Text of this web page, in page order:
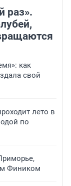
раз».
как
свой
лето в
по
Фиником